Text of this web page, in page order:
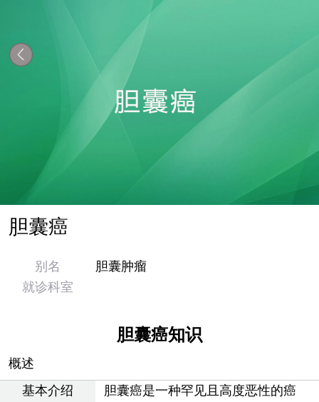
胆囊癌
别名
胆囊肿瘤
就诊科室
胆囊癌知识
概述
基本介绍
胆囊癌是一种罕见且高度恶性的癌